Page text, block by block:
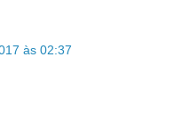
às 02:37